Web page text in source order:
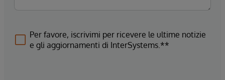
Per favore, iscrivimi per ricevere le ultime notizie
e gli aggiornamenti di InterSystems.**